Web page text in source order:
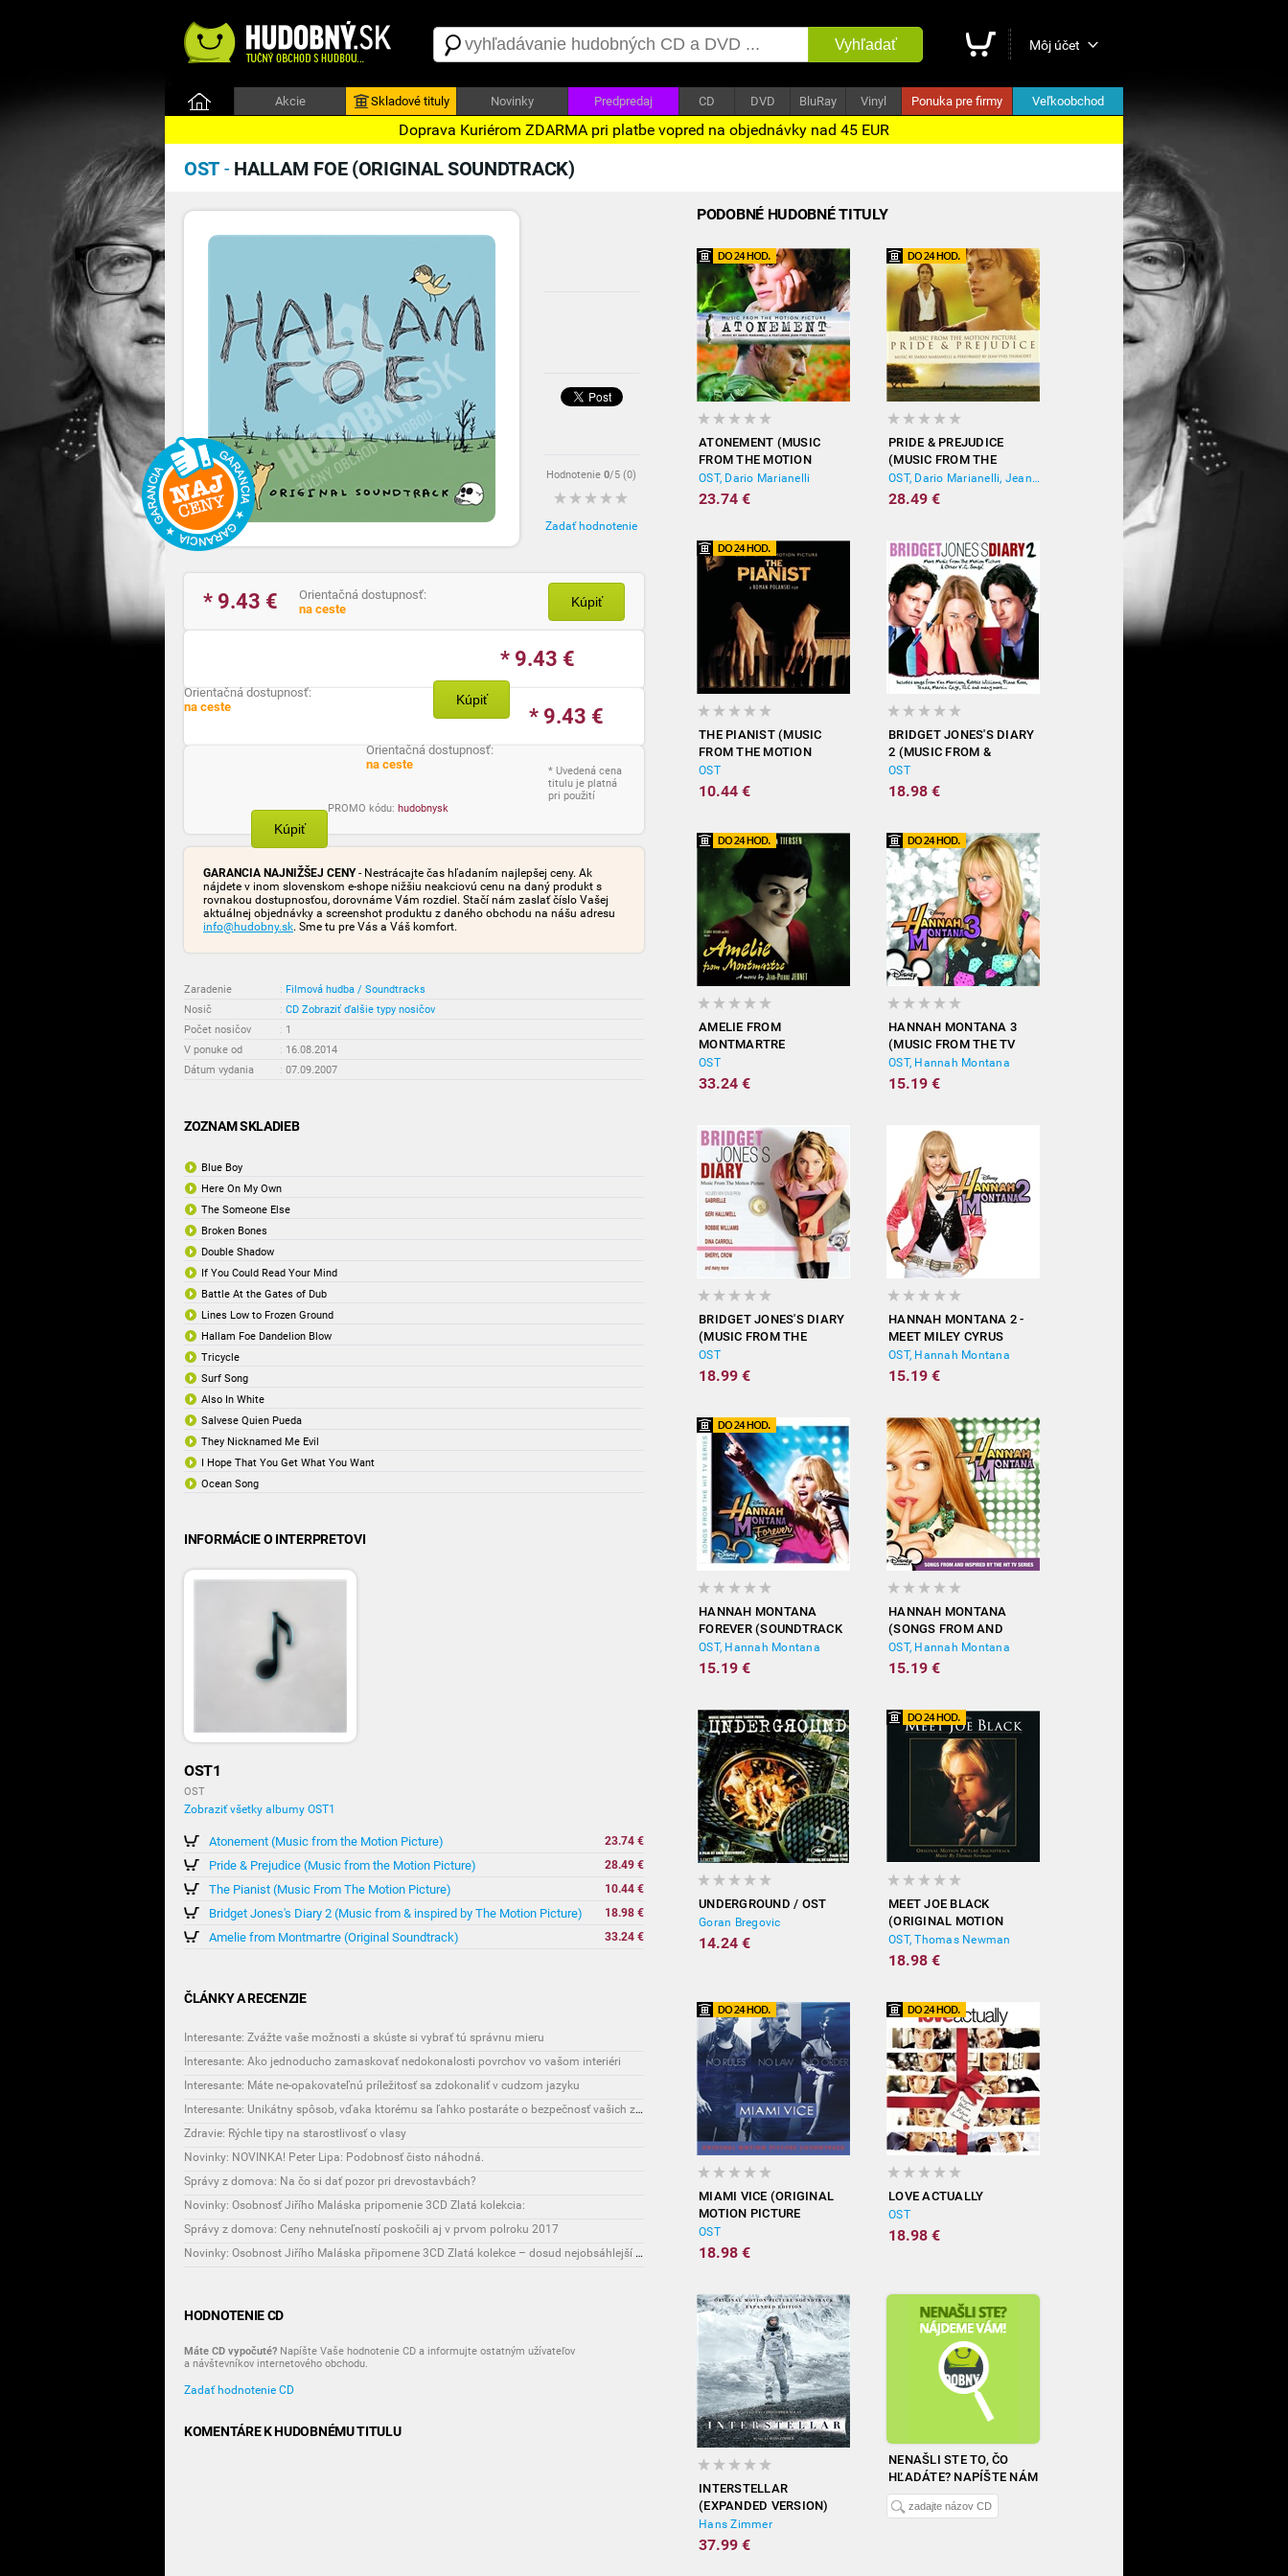
Vyhľadať Môj účet
Akcie Skladové tituly Novinky Predpredaj CD DVD BluRay Vinyl Ponuka pre firmy Veľkoobchod
Doprava Kuriérom ZDARMA pri platbe vopred na objednávky nad 45 EUR
OST - HALLAM FOE (ORIGINAL SOUNDTRACK)
Hodnotenie 0/5 (0)
Zadať hodnotenie
* 9.43 €
Orientačná dostupnosť:
na ceste
Kúpiť
* 9.43 €
Orientačná dostupnosť:
na ceste
Kúpiť
* 9.43 €
Orientačná dostupnosť:
na ceste
Kúpiť
* Uvedená cena
titulu je platná
pri použití
PROMO kódu: hudobnysk
GARANCIA NAJNIŽŠEJ CENY- Nestrácajte čas hľadaním najlepšej ceny. Ak
nájdete v inom slovenskom e-shope nižšiu neakciovú cenu na daný produkt s
rovnakou dostupnosťou, dorovnáme Vám rozdiel. Stačí nám zaslať číslo Vašej
aktuálnej objednávky a screenshot produktu z daného obchodu na nášu adresu
info@hudobny.sk. Sme tu pre Vás a Váš komfort.
Zaradenie : Filmová hudba / Soundtracks
Nosič
: CD Zobraziť ďalšie typy nosičov
Počet nosičov
: 1
V ponuke od
: 16.08.2014
Dátum vydania
: 07.09.2007
ZOZNAM SKLADIEB
Blue Boy
Here On My Own
The Someone Else
Broken Bones
Double Shadow
If You Could Read Your Mind
Battle At the Gates of Dub
Lines Low to Frozen Ground
Hallam Foe Dandelion Blow
Tricycle
Surf Song
Also In White
Salvese Quien Pueda
They Nicknamed Me Evil
I Hope That You Get What You Want
Ocean Song
INFORMÁCIE O INTERPRETOVI
OST1
OST
Zobraziť všetky albumy OST1
Atonement (Music from the Motion Picture) 23.74 €
Pride & Prejudice (Music from the Motion Picture) 28.49 €
The Pianist (Music From The Motion Picture) 10.44 €
Bridget Jones's Diary 2 (Music from & inspired by The Motion Picture) 18.98 €
Amelie from Montmartre (Original Soundtrack) 33.24 €
ČLÁNKY A RECENZIE
Interesante: Zvážte vaše možnosti a skúste si vybrať tú správnu mieru
Interesante: Ako jednoducho zamaskovať nedokonalosti povrchov vo vašom interiéri
Interesante: Máte ne-opakovateľnú príležitosť sa zdokonaliť v cudzom jazyku
Interesante: Unikátny spôsob, vďaka ktorému sa ľahko postaráte o bezpečnosť vašich zásielok
Zdravie: Rýchle tipy na starostlivosť o vlasy
Novinky: NOVINKA! Peter Lipa: Podobnosť čisto náhodná.
Správy z domova: Na čo si dať pozor pri drevostavbách?
Novinky: Osobnosť Jiřího Maláska pripomenie 3CD Zlatá kolekcia:
Správy z domova: Ceny nehnuteľností poskočili aj v prvom polroku 2017
Novinky: Osobnost Jiřího Maláska připomene 3CD Zlatá kolekce – dosud nejobsáhlejší soubor nahrávek legendárního umělce!
HODNOTENIE CD
Máte CD vypočuté? Napíšte Vaše hodnotenie CD a informujte ostatným užívateľov
a návštevníkov internetového obchodu.
Zadať hodnotenie CD
KOMENTÁRE K HUDOBNÉMU TITULU
PODOBNÉ HUDOBNÉ TITULY
ATONEMENT (MUSIC
FROM THE MOTION
PICTURE)
OST, Dario Marianelli
23.74 €
PRIDE & PREJUDICE
(MUSIC FROM THE
MOTION PICTURE)
OST, Dario Marianelli, Jean-Yves Thibaudet
28.49 €
THE PIANIST (MUSIC
FROM THE MOTION
PICTURE)
OST
10.44 €
BRIDGET JONES'S DIARY
2 (MUSIC FROM &
INSPIRED BY THE
MOTION PICTURE)
OST
18.98 €
AMELIE FROM
MONTMARTRE
(ORIGINAL
SOUNDTRACK)
OST
33.24 €
HANNAH MONTANA 3
(MUSIC FROM THE TV
SHOW)
OST, Hannah Montana
15.19 €
BRIDGET JONES'S DIARY
(MUSIC FROM THE
MOTION PICTURE)
OST
18.99 €
HANNAH MONTANA 2 -
MEET MILEY CYRUS
OST, Hannah Montana
15.19 €
HANNAH MONTANA
FOREVER (SOUNDTRACK
FROM THE TV SERIES)
OST, Hannah Montana
15.19 €
HANNAH MONTANA
(SONGS FROM AND
INSPIRED BY THE HIT TV
SERIES)
OST, Hannah Montana
15.19 €
UNDERGROUND / OST
Goran Bregovic
14.24 €
MEET JOE BLACK
(ORIGINAL MOTION
PICTURE SOUNDTRACK)
OST, Thomas Newman
18.98 €
MIAMI VICE (ORIGINAL
MOTION PICTURE
SOUNDTRACK)
OST
18.98 €
LOVE ACTUALLY
OST
18.98 €
INTERSTELLAR
(EXPANDED VERSION)
Hans Zimmer
37.99 €
NENAŠLI STE TO, ČO
HĽADÁTE? NAPÍŠTE NÁM